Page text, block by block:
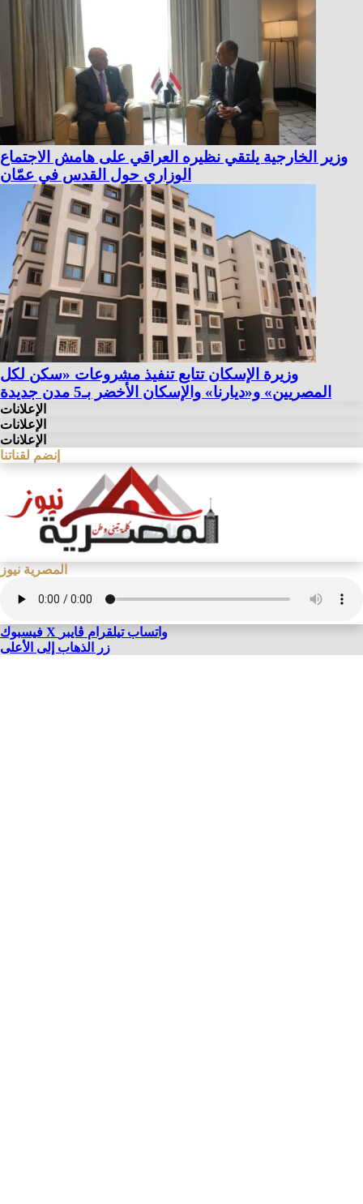
وزير الخارجية يلتقي نظيره العراقي على هامش الاجتماع
الوزاري حول القدس في عمّان
وزيرة الإسكان تتابع تنفيذ مشروعات «سكن لكل
المصريين» و«ديارنا» والإسكان الأخضر بـ5 مدن جديدة
الإعلانات
الإعلانات
الإعلانات
إنضم لقناتنا
المصرية نيوز
فيسبوك X واتساب تيلقرام ڤايبر
زر الذهاب إلى الأعلى